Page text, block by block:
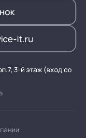
it.ru
3-й этаж (вход со